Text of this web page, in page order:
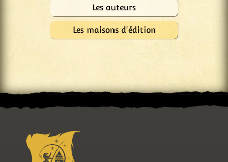
Les auteurs
Les maisons d'édition